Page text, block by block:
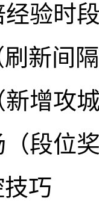
经验时
刷新间
新增攻
段位
巧